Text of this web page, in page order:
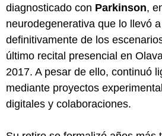
diagnosticado con Parkinson,
neurodegenerativa que lo llevó
definitivamente de los
último recital presencial en
2017. A pesar de ello, continuó
mediante proyectos
digitales y colaboraciones.